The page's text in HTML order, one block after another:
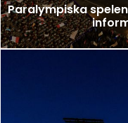
Paralympiska